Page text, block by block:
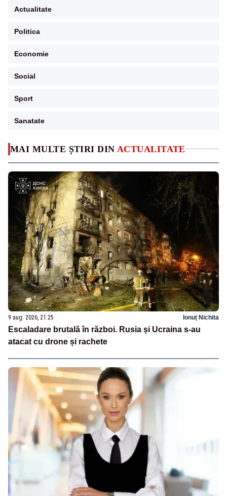
MAI MULTE ȘTIRI DIN ACTUALITATE
9 aug. 2026, 21:25 Ionuț Nichita
Escaladare brutală în război. Rusia și Ucraina s-au
atacat cu drone și rachete
Actualitate
Politica
Economie
Social
Sport
Sanatate